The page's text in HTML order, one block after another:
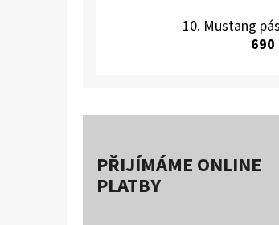
Mustang
690
PŘIJÍMÁME ONLINE
PLATBY